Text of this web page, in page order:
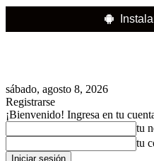
sábado, agosto 8, 2026
Registrarse
¡Bienvenido! Ingresa en tu
tu
tu